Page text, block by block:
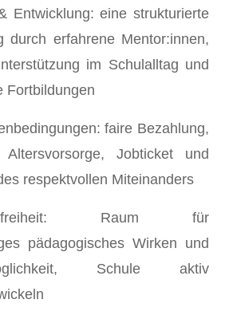
Entwicklung: eine strukturierte
durch erfahrene Mentor:innen,
im Schulalltag und
Fortbildungen
faire Bezahlung,
Altersvorsorge, Jobticket und
respektvollen Miteinanders
Raum für
pädagogisches Wirken und
Schule aktiv